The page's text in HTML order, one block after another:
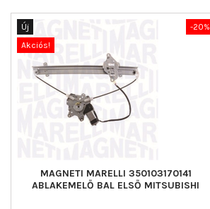
-20%
Új
Akciós!
MAGNETI MARELLI 350103170141
ABLAKEMELŐ BAL ELSŐ MITSUBISHI